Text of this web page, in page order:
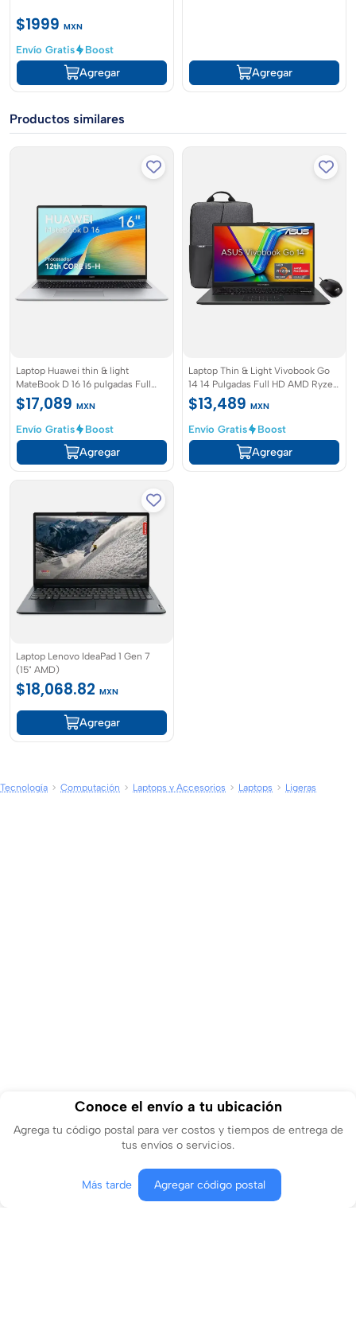
Conoce el envío a tu ubicación
Agrega tu código postal para ver costos y tiempos de entrega de
tus envíos o servicios.
Más tarde Agregar código postal
Producto no disponible
$1999 MXN
Envío Gratis
Boost
Agregar Agregar
Productos similares
Laptop Huawei thin & light
MateBook D 16 16 pulgadas Full
HD+ Intel Core i5 Intel UHD
Graphics 16 GB RAM 512 GB SSD
$17,089 MXN
Envío Gratis
Boost
Agregar
Laptop Thin & Light Vivobook Go
14 14 Pulgadas Full HD AMD Ryzen
5 AMD Radeon 16 GB RAM 512 GB
SSD
$13,489 MXN
Envío Gratis
Boost
Agregar
Laptop Lenovo IdeaPad 1 Gen 7
(15" AMD)
$18,068.82 MXN
Agregar
Tecnología Computación Laptops y Accesorios Laptops Ligeras